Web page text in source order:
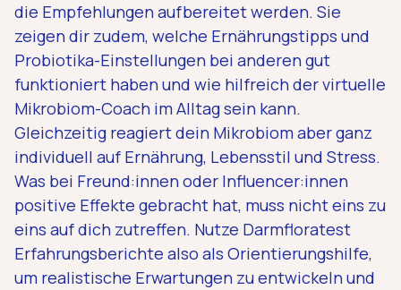
die Empfehlungen aufbereitet werden. Sie
zeigen dir zudem, welche Ernährungstipps und
Probiotika-Einstellungen bei anderen gut
funktioniert haben und wie hilfreich der virtuelle
Mikrobiom-Coach im Alltag sein kann.
Gleichzeitig reagiert dein Mikrobiom aber ganz
individuell auf Ernährung, Lebensstil und Stress.
Was bei Freund:innen oder Influencer:innen
positive Effekte gebracht hat, muss nicht eins zu
eins auf dich zutreffen. Nutze Darmfloratest
Erfahrungsberichte also als Orientierungshilfe,
um realistische Erwartungen zu entwickeln und